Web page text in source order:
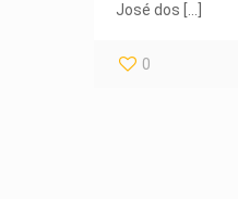
José dos […]
0